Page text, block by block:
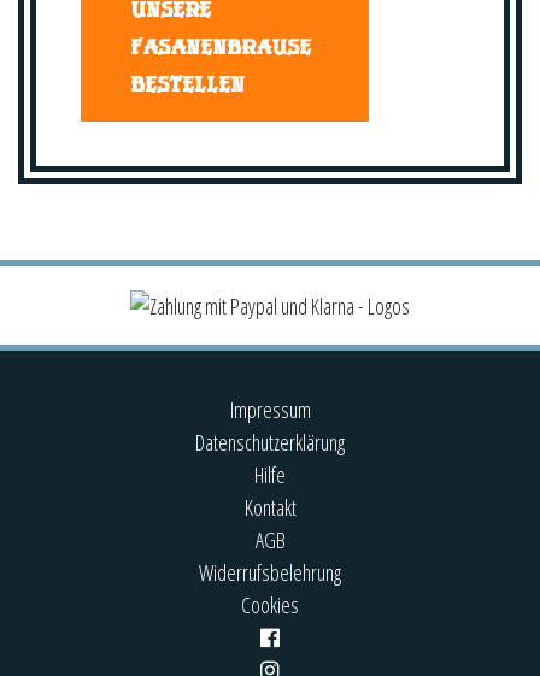
UNSERE
FASANENBRAUSE
BESTELLEN
Impressum
Datenschutzerklärung
Hilfe
Kontakt
AGB
Widerrufsbelehrung
Cookies